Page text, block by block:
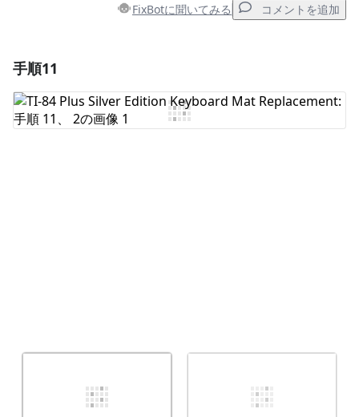
FixBotに聞いてみる コメントを追加
コメントを追加
手順11